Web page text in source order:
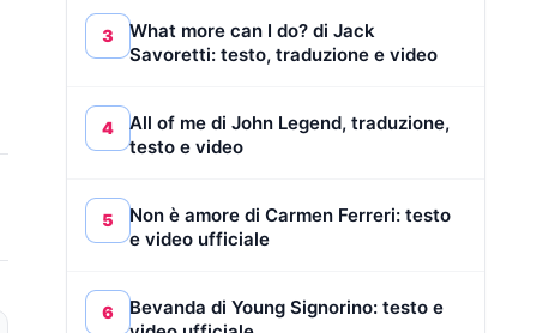
3
What more can I do? di Jack
Savoretti: testo, traduzione e video
4
All of me di John Legend, traduzione,
testo e video
5
Non è amore di Carmen Ferreri: testo
e video ufficiale
6
Bevanda di Young Signorino: testo e